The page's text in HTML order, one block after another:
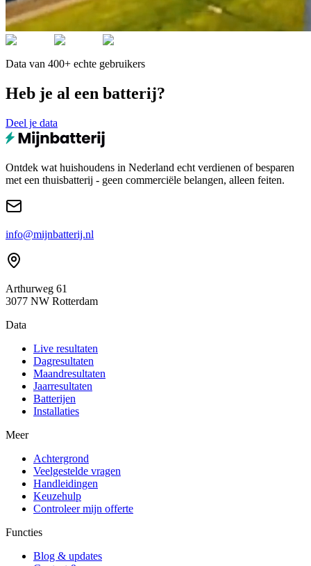
Data van 400+ echte gebruikers
Heb je al een batterij?
Deel je data
Ontdek wat huishoudens in Nederland echt verdienen of besparen
met een thuisbatterij - geen commerciële belangen, alleen feiten.
info@mijnbatterij.nl
Arthurweg 61
3077 NW Rotterdam
Data
Live resultaten
Dagresultaten
Maandresultaten
Jaarresultaten
Batterijen
Installaties
Meer
Achtergrond
Veelgestelde vragen
Handleidingen
Keuzehulp
Controleer mijn offerte
Functies
Blog & updates